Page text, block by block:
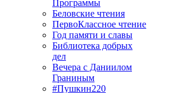
Программы
Беловские чтения
ПервоКлассное чтение
Год памяти и славы
Библиотека добрых
дел
Вечера с Даниилом
Граниным
#Пушкин220